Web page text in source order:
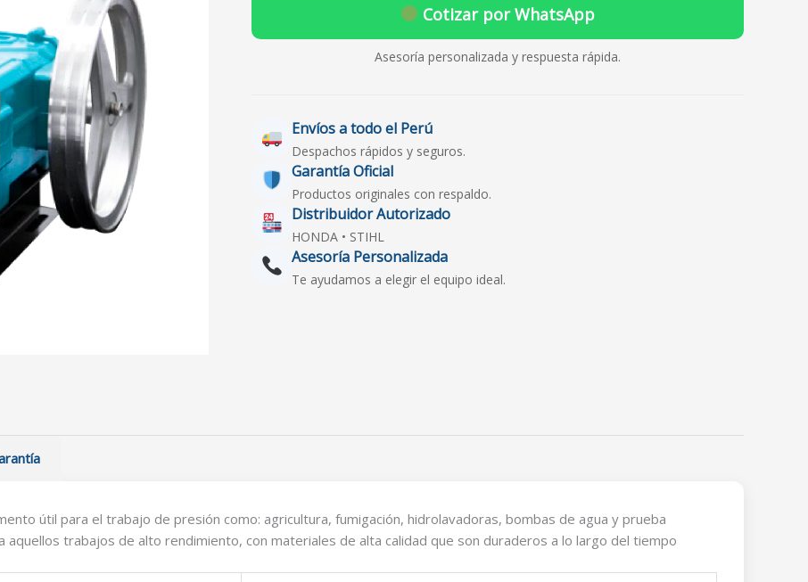
Cotizar por WhatsApp
Asesoría personalizada y respuesta rápida.
Envíos a todo el Perú
Despachos rápidos y seguros.
Garantía Oficial
Productos originales con respaldo.
Distribuidor Autorizado
HONDA • STIHL
Asesoría Personalizada
Te ayudamos a elegir el equipo ideal.
útil para el trabajo de presión como: agricultura, fumigación, hidrolavadoras, bombas de agua y prueba
trabajos de alto rendimiento, con materiales de alta calidad que son duraderos a lo largo del tiempo